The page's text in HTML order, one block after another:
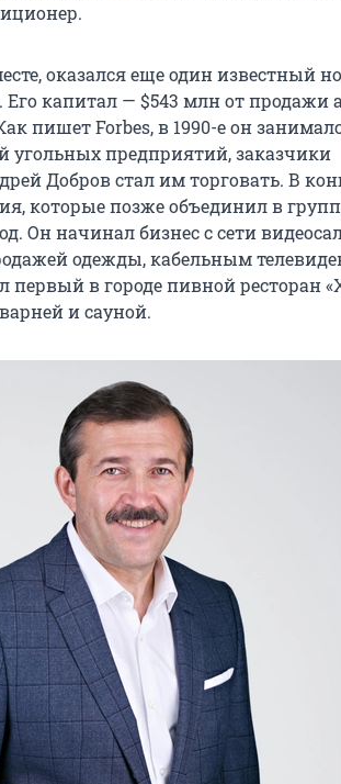
оказался еще один известный
капитал — $543 млн от продажи
пишет Forbes, в 1990-е он
угольных предприятий, заказчики
Добров стал им торговать. В
которые позже объединил в
Он начинал бизнес с сети
одежды, кабельным
первый в городе пивной ресторан
и сауной.